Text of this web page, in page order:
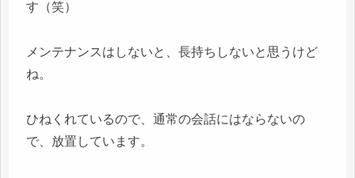
す（笑）
メンテナンスはしないと、長持ちしないと思うけど
ね。
ひねくれているので、通常の会話にはならないの
で、放置しています。